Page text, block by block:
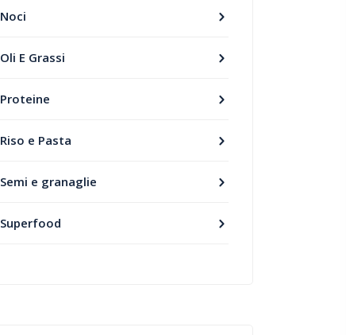
Noci
Oli E Grassi
Proteine
Riso e Pasta
Semi e granaglie
Superfood